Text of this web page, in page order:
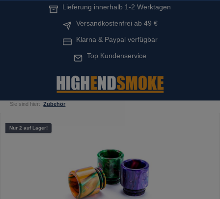
Lieferung innerhalb 1-2 Werktagen
Versandkostenfrei ab 49 €
Klarna & Paypal verfügbar
Top Kundenservice
Sie sind hier: Zubehör
Bildergalerie überspringen
Nur 2 auf Lager!